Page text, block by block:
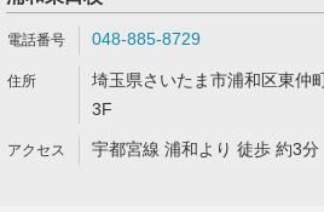
048-885-8729
埼玉県さいたま市浦和区東仲
3F
宇都宮線 浦和より 徒歩 約3分